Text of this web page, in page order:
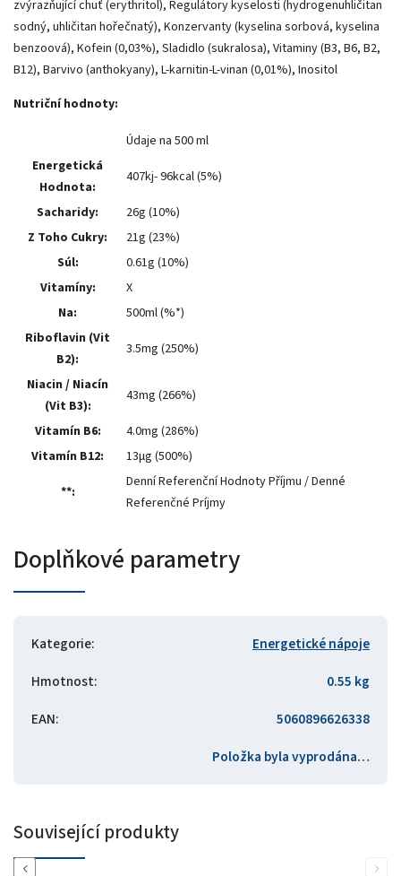
zvýrazňující chuť (erythritol), Regulátory kyselosti (hydrogenuhličitan
sodný, uhličitan hořečnatý), Konzervanty (kyselina sorbová, kyselina
benzoová), Kofein (0,03%), Sladidlo (sukralosa), Vitaminy (B3, B6, B2,
B12), Barvivo (anthokyany), L-karnitin-L-vinan (0,01%), Inositol
Nutriční hodnoty:
Údaje na 500 ml
Energetická
Hodnota:
407kj- 96kcal (5%)
Sacharidy:
26g (10%)
Z Toho Cukry:
21g (23%)
Súl:
0.61g (10%)
Vitamíny:
X
Na:
500ml (%*)
Riboflavin (Vit
B2):
3.5mg (250%)
Niacin / Niacín
(Vit B3):
43mg (266%)
Vitamín B6:
4.0mg (286%)
Vitamín B12:
13µg (500%)
**:
Denní Referenční Hodnoty Příjmu / Denné
Referenčné Príjmy
Doplňkové parametry
Kategorie:
Energetické nápoje
Hmotnost:
0.55 kg
EAN:
5060896626338
Položka byla vyprodána…
Související produkty
Previous Next